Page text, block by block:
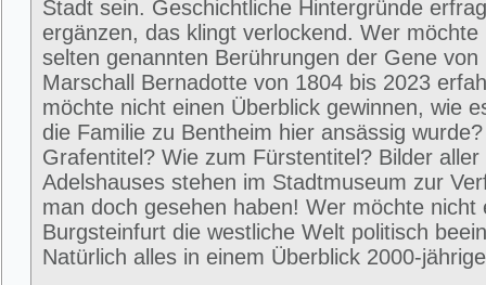
Stadt sein. Geschichtliche Hintergründe
ergänzen, das klingt verlockend. Wer möchte
selten genannten Berührungen der Gene von
Marschall Bernadotte von 1804 bis 2023
möchte nicht einen Überblick gewinnen, wie
die Familie zu Bentheim hier ansässig
Grafentitel? Wie zum Fürstentitel? Bilder
Adelshauses stehen im Stadtmuseum zur
man doch gesehen haben! Wer möchte nicht
Burgsteinfurt die westliche Welt politisch
Natürlich alles in einem Überblick 2000-